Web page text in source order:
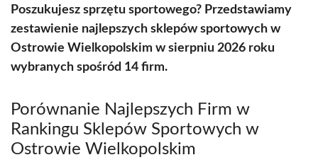
Poszukujesz sprzętu sportowego? Przedstawiamy
zestawienie najlepszych sklepów sportowych w
Ostrowie Wielkopolskim w sierpniu 2026 roku
wybranych spośród 14 firm.
Porównanie Najlepszych Firm w
Rankingu Sklepów Sportowych w
Ostrowie Wielkopolskim